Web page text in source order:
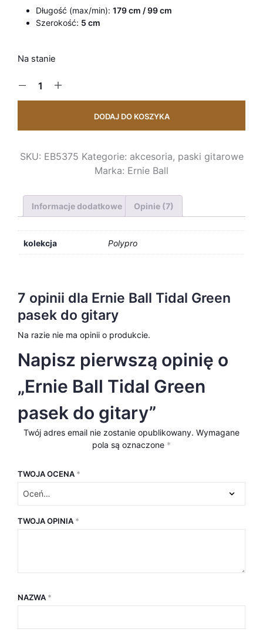
Długość (max/min): 179 cm / 99 cm
Szerokość: 5 cm
Na stanie
DODAJ DO KOSZYKA
SKU: EB5375 Kategorie: akcesoria, paski gitarowe
Marka: Ernie Ball
Informacje dodatkowe Opinie (7)
kolekcja Polypro
7 opinii dla Ernie Ball Tidal Green
pasek do gitary
Na razie nie ma opinii o produkcie.
Napisz pierwszą opinię o
„Ernie Ball Tidal Green
pasek do gitary”
Twój adres email nie zostanie opublikowany. Wymagane
pola są oznaczone *
TWOJA OCENA *
TWOJA OPINIA *
NAZWA *